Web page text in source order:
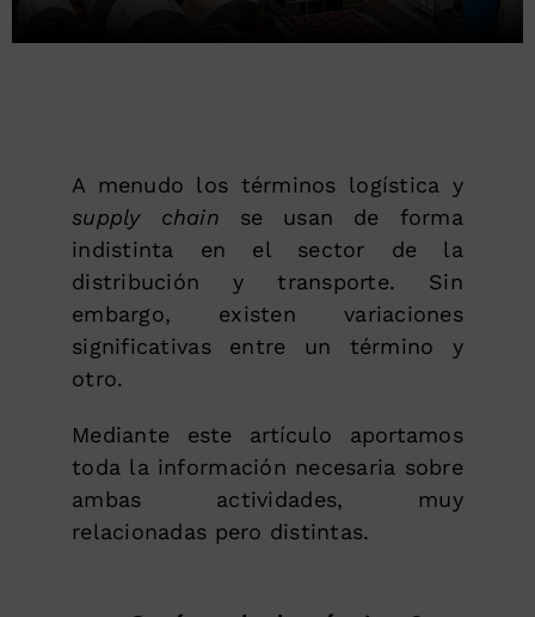
A menudo los términos logística y
supply chain se usan de forma
indistinta en el sector de la
distribución y transporte. Sin
embargo, existen variaciones
significativas entre un término y
otro.
Mediante este artículo aportamos
toda la información necesaria sobre
ambas actividades, muy
relacionadas pero distintas.